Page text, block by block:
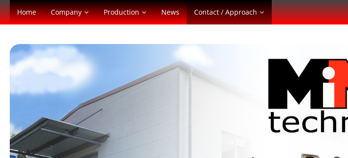
Home Company Production News Contact / Approach